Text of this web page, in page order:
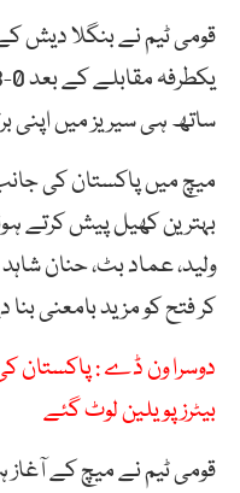
قومی ٹیم نے بنگلا
ساتھ ہی سیریز میں اپنی
میچ میں پاکستان کی
بہترین کھیل پیش کرتے
ولید، عماد بٹ، حنان
کر فتح کو مزید بامعنی بنا
بیٹرز پویلین لوٹ گئے
قومی ٹیم نے میچ کے آغاز